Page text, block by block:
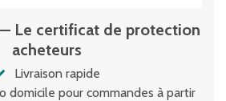
Le certificat de protection
acheteurs
Livraison rapide
domicile pour commandes à partir